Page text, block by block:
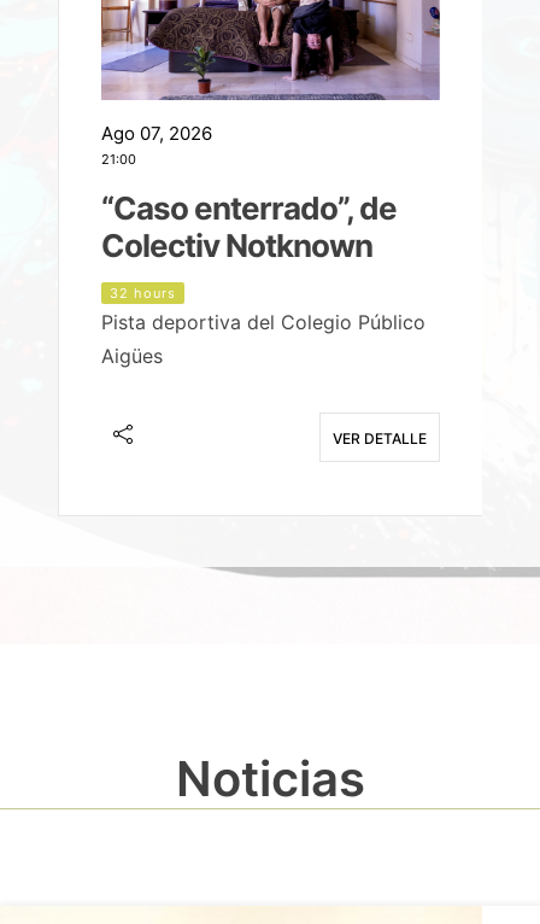
Ago 07, 2026
21:00
“Caso enterrado”, de
Colectiv Notknown
32 hours
Pista deportiva del Colegio Público
Aigües
VER DETALLE
Noticias